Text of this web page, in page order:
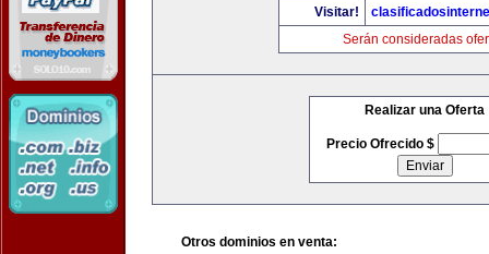
Visitar!
Serán consideradas
Realizar una Oferta
Precio Ofrecido $
Otros dominios en venta: